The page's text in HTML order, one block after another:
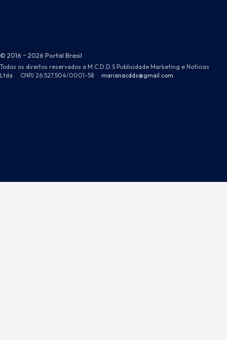
© 2016 ~ 2026 Portal Brasil
Todos os direitos reservados a M.C.D.D.S Publicidade Marketing e Notícias
Ltda · CNPJ 26.527.504/0001-58 · marianacdds@gmail.com